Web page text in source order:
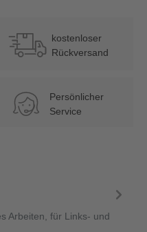
kostenloser
Rückversand
Persönlicher
Service
Arbeiten, für Links- und